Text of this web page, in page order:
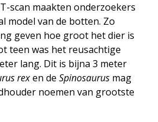
scan maakten onderzoekers
model van de botten. Zo
geven hoe groot het dier is
teen was het reusachtige
lang. Dit is bijna 3 meter
rexen de Spinosaurus mag
noemen van grootste